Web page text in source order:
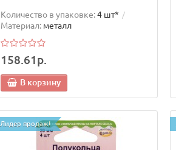
Количество в упаковке:4 шт*
Материал: металл
158.61р.
В корзину
Лидер продаж!